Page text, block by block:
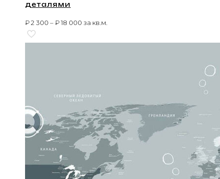
деталями
₽2 300 –₽18 000 за кв.м.